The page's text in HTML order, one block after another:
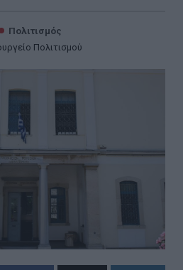
Πολιτισμός
Πολιτισμού